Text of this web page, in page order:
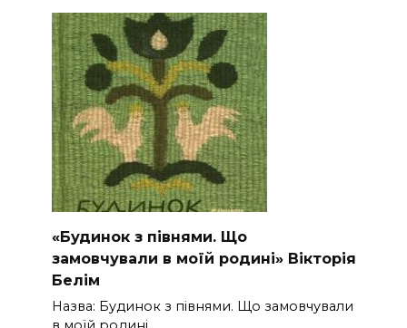
«Будинок з півнями. Що
замовчували в моїй родині» Вікторія
Белім
Назва: Будинок з півнями. Що замовчували